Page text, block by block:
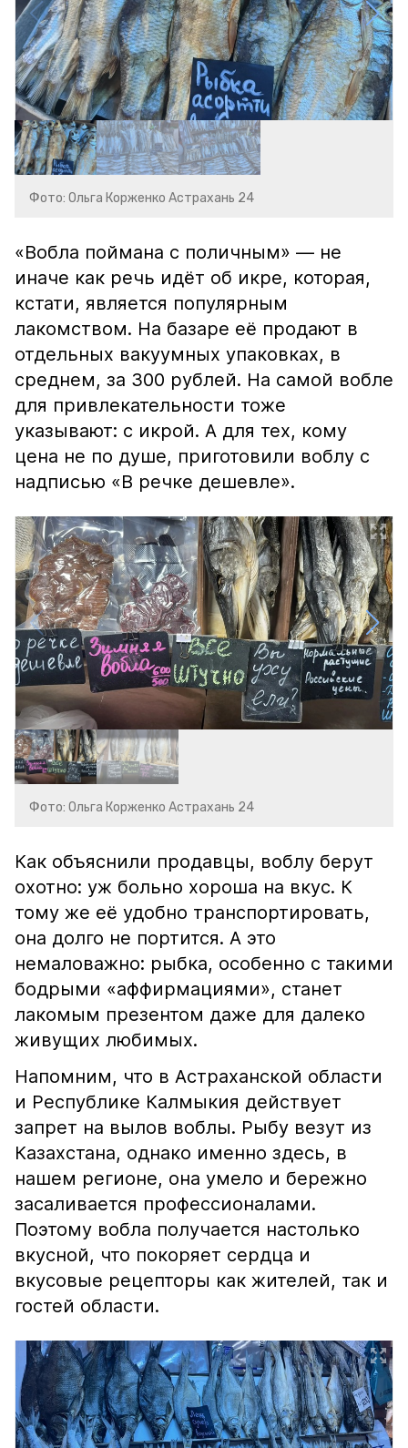
Фото: Ольга Корженко Астрахань 24
«Вобла поймана с поличным» — не
иначе как речь идёт об икре, которая,
кстати, является популярным
лакомством. На базаре её продают в
отдельных вакуумных упаковках, в
среднем, за 300 рублей. На самой вобле
для привлекательности тоже
указывают: с икрой. А для тех, кому
цена не по душе, приготовили воблу с
надписью «В речке дешевле».
Фото: Ольга Корженко Астрахань 24
Как объяснили продавцы, воблу берут
охотно: уж больно хороша на вкус. К
тому же её удобно транспортировать,
она долго не портится. А это
немаловажно: рыбка, особенно с такими
бодрыми «аффирмациями», станет
лакомым презентом даже для далеко
живущих любимых.
Напомним, что в Астраханской области
и Республике Калмыкия действует
запрет на вылов воблы. Рыбу везут из
Казахстана, однако именно здесь, в
нашем регионе, она умело и бережно
засаливается профессионалами.
Поэтому вобла получается настолько
вкусной, что покоряет сердца и
вкусовые рецепторы как жителей, так и
гостей области.